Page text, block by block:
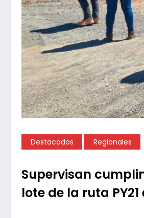
Destacados Regionales
Supervisan
lote de la ruta